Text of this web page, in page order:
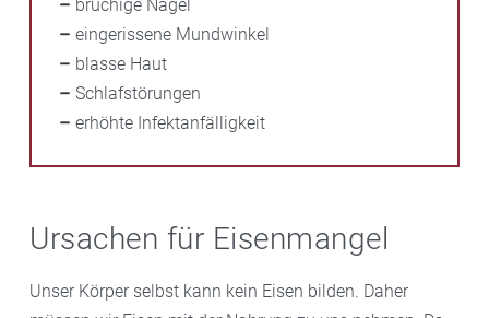
– brüchige Nägel
– eingerissene Mundwinkel
– blasse Haut
– Schlafstörungen
– erhöhte Infektanfälligkeit
Ursachen für Eisenmangel
Unser Körper selbst kann kein Eisen bilden. Daher